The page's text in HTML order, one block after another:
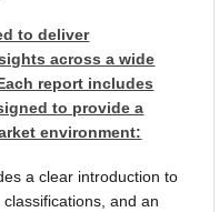
to deliver
across a wide
report includes
to provide a
environment:
a clear introduction to
and an